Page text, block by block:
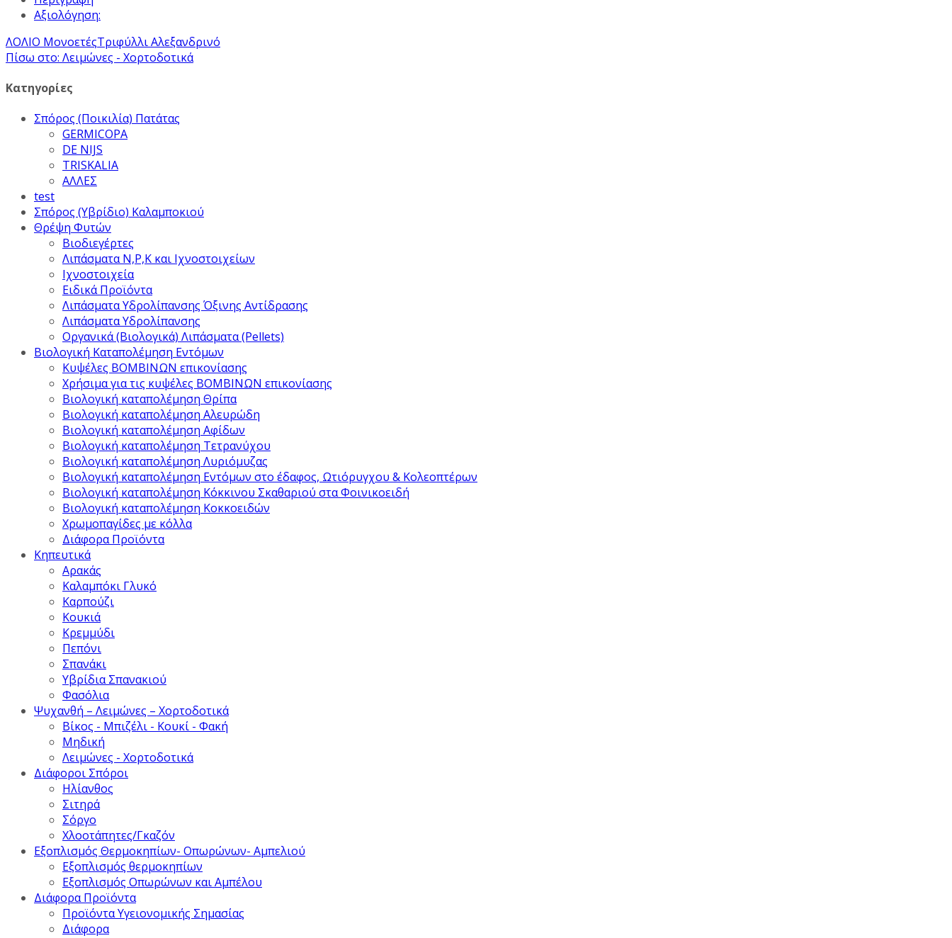
Αξιολόγηση:
ΛΟΛΙΟ ΜονοετέςΤριφύλλι Αλεξανδρινό
Πίσω στο: Λειμώνες - Χορτοδοτικά
Κατηγορίες
Σπόρος (Ποικιλία) Πατάτας
GERMICOPA
DE NIJS
TRISKALIA
ΑΛΛΕΣ
test
Σπόρος (Υβρίδιο) Καλαμποκιού
Θρέψη Φυτών
Βιοδιεγέρτες
Λιπάσματα Ν,Ρ,Κ και Ιχνοστοιχείων
Ιχνοστοιχεία
Ειδικά Προϊόντα
Λιπάσματα Υδρολίπανσης Όξινης Αντίδρασης
Λιπάσματα Υδρολίπανσης
Οργανικά (Βιολογικά) Λιπάσματα (Pellets)
Βιολογική Καταπολέμηση Εντόμων
Κυψέλες ΒΟΜΒΙΝΩΝ επικονίασης
Χρήσιμα για τις κυψέλες ΒΟΜΒΙΝΩΝ επικονίασης
Βιολογική καταπολέμηση Θρίπα
Βιολογική καταπολέμηση Αλευρώδη
Βιολογική καταπολέμηση Αφίδων
Βιολογική καταπολέμηση Τετρανύχου
Βιολογική καταπολέμηση Λυριόμυζας
Βιολογική καταπολέμηση Εντόμων στο έδαφος, Ωτιόρυγχου & Κολεοπτέρων
Βιολογική καταπολέμηση Κόκκινου Σκαθαριού στα Φοινικοειδή
Βιολογική καταπολέμηση Κοκκοειδών
Χρωμοπαγίδες με κόλλα
Διάφορα Προϊόντα
Κηπευτικά
Αρακάς
Καλαμπόκι Γλυκό
Καρπούζι
Κουκιά
Κρεμμύδι
Πεπόνι
Σπανάκι
Υβρίδια Σπανακιού
Φασόλια
Ψυχανθή – Λειμώνες – Χορτοδοτικά
Βίκος - Μπιζέλι - Κουκί - Φακή
Μηδική
Λειμώνες - Χορτοδοτικά
Διάφοροι Σπόροι
Ηλίανθος
Σιτηρά
Σόργο
Χλοοτάπητες/Γκαζόν
Εξοπλισμός Θερμοκηπίων- Οπωρώνων- Αμπελιού
Εξοπλισμός θερμοκηπίων
Εξοπλισμός Οπωρώνων και Αμπέλου
Διάφορα Προϊόντα
Προϊόντα Υγειονομικής Σημασίας
Διάφορα